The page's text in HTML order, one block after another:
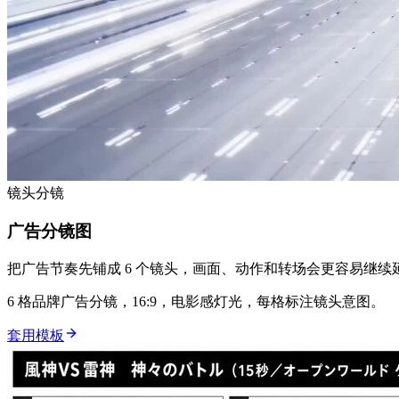
镜头分镜
广告分镜图
把广告节奏先铺成 6 个镜头，画面、动作和转场会更容易继续
6 格品牌广告分镜，16:9，电影感灯光，每格标注镜头意图。
套用模板